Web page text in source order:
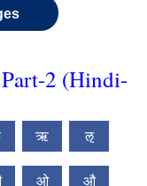
2 (Hindi-
ऋ ऌ
ओ औ